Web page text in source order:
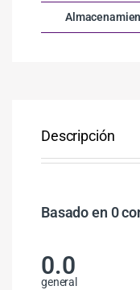
Descripción
Basado en 0
0.0
general